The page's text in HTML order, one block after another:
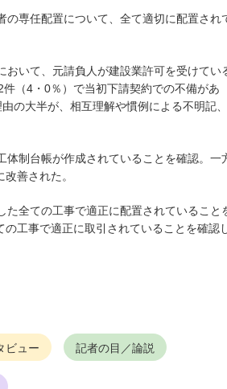
専任配置について、全て適切に配置され
いて、元請負人が建設業許可を受けてい
（4・0％）で当初下請契約での不備があ
の大半が、相互理解や慣例による不明記、
制台帳が作成されていることを確認。一
善された。
全ての工事で適正に配置されていること
工事で適正に取引されていることを確認
ビュー 記者の目／論説